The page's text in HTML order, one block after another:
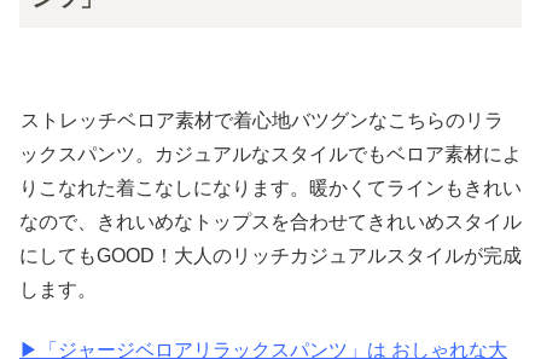
ストレッチベロア素材で着心地バツグンなこちらのリラ
ックスパンツ。カジュアルなスタイルでもベロア素材によ
りこなれた着こなしになります。暖かくてラインもきれい
なので、きれいめなトップスを合わせてきれいめスタイル
にしてもGOOD！大人のリッチカジュアルスタイルが完成
します。
▶︎「ジャージベロアリラックスパンツ」は おしゃれな大